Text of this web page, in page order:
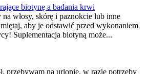
biotynę a badania krwi
włosy, skórę i paznokcie lub inne
aby je odstawić przed wykonaniem
Suplementacja biotyną może...
przebywam na urlopie, w razie potrzeby